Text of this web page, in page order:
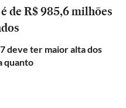
de R$ 985,6 milhões
deve ter maior alta dos
quanto